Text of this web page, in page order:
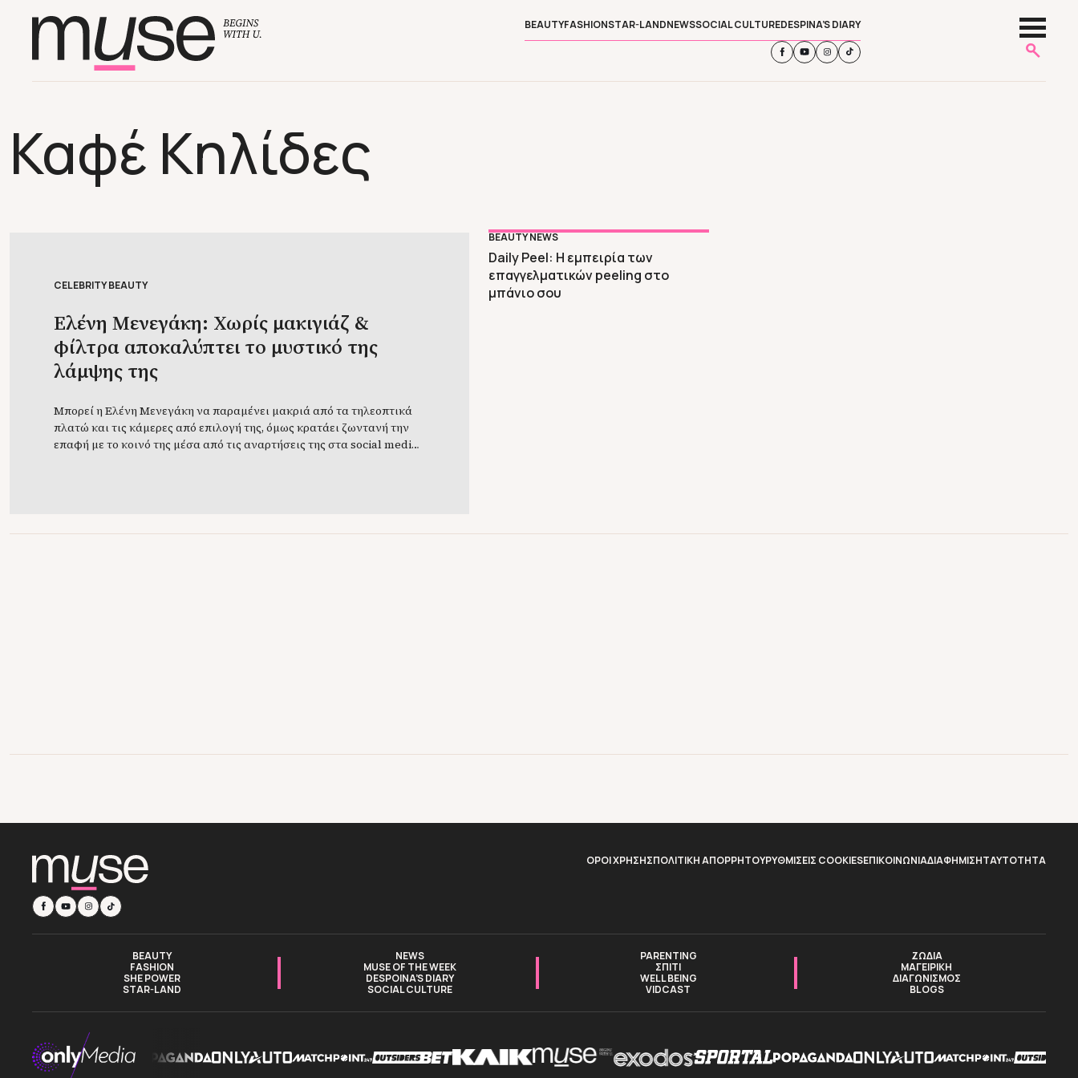
BEAUTYFASHIONSTAR-LANDNEWSSOCIAL CULTUREDESPINA’S DIARY
Καφέ Κηλίδες
CELEBRITY BEAUTY
Ελένη Μενεγάκη: Χωρίς μακιγιάζ &
φίλτρα αποκαλύπτει το μυστικό της
λάμψης της
Μπορεί η Ελένη Μενεγάκη να παραμένει μακριά από τα τηλεοπτικά
πλατώ και τις κάμερες από επιλογή της, όμως κρατάει ζωντανή την
επαφή με το κοινό της μέσα από τις αναρτήσεις της στα social media,
BEAUTY NEWS
Daily Peel: Η εμπειρία των
επαγγελματικών peeling στο
μπάνιο σου
ΟΡΟΙ ΧΡΗΣΗΣΠΟΛΙΤΙΚΗ ΑΠΟΡΡΗΤΟΥΡΥΘΜΙΣΕΙΣ COOKIESΕΠΙΚΟΙΝΩΝΙΑΔΙΑΦΗΜΙΣΗTAYTOTHTA
BEAUTY
FASHION
SHE POWER
STAR-LAND
NEWS
MUSE OF THE WEEK
DESPOINA’S DIARY
SOCIAL CULTURE
PARENTING
ΣΠΙΤΙ
WELL BEING
VIDCAST
ΖΩΔΙΑ
ΜΑΓΕΙΡΙΚΗ
ΔΙΑΓΩΝΙΣΜΟΣ
BLOGS